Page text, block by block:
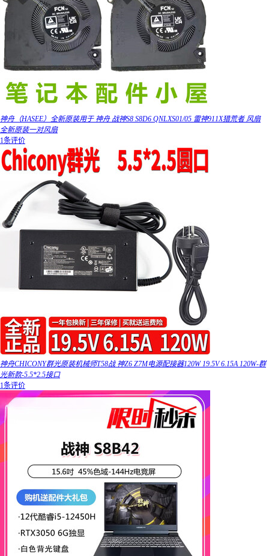
神舟（HASEE）全新原装用于 神舟 战神S8 S8D6 QNLXS01/05 雷神911X猎荒者 风扇
全新原装一对风扇
1条评价
神舟CHICONY群光原装机械师T58战 神Z6 Z7M电源配接器120W 19.5V 6.15A 120W-群
光新款-5.5*2.5接口
1条评价